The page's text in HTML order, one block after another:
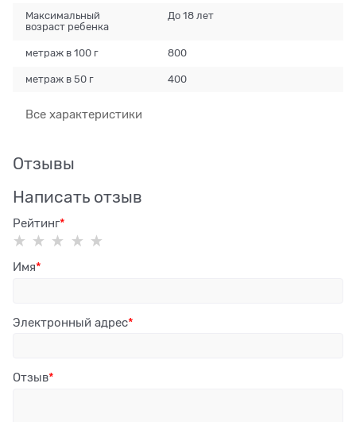
Максимальный
возраст ребенка
До 18 лет
метраж в 100 г 800
метраж в 50 г 400
Все характеристики
Отзывы
Написать отзыв
Рейтинг
Имя
Электронный адрес
Отзыв